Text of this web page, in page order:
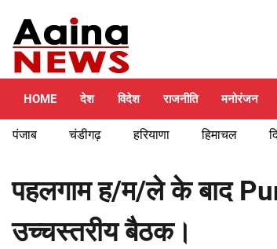
content
HOME देश विदेश राजनीति मनोरंजन
पंजाब चंडीगढ़ हरियाणा हिमाचल
पहलगाम ह/म/ले के बाद
उच्चस्तरीय बैठक।